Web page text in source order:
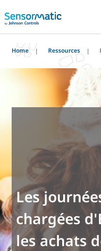
Home Ressources
Les
chargées
les achats